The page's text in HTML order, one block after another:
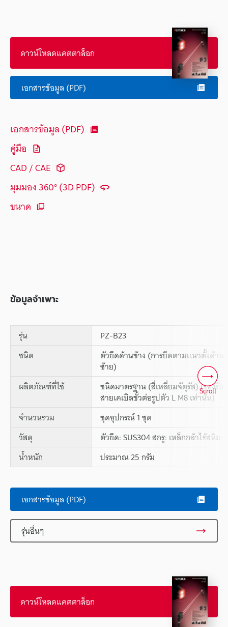
ดาวน์โหลดแคตตาล็อก
เอกสารข้อมูล (PDF)
เอกสารข้อมูล (PDF)
คู่มือ
CAD / CAE
มุมมอง 360° (3D PDF)
ขนาด
ข้อมูลจำเพาะ
รุ่น
PZ-B23
ชนิด
ตัวยึดด้านข้าง (การยึดตามแนวตั้งด้าน
ซ้าย)
ผลิตภัณฑ์ที่ใช้
ชนิดมาตรฐาน (สี่เหลี่ยมจัตุรัส) (รองรับ
สายเคเบิลขั้วต่อรูปตัว L M8 เท่านั้น)
จำนวนรวม
ชุดอุปกรณ์ 1 ชุด
วัสดุ
ตัวยึด: SUS304 สกรู: เหล็กกล้าไร้สนิม
น้ำหนัก
ประมาณ 25 กรัม
Scroll
เอกสารข้อมูล (PDF)
รุ่นอื่นๆ
ดาวน์โหลดแคตตาล็อก